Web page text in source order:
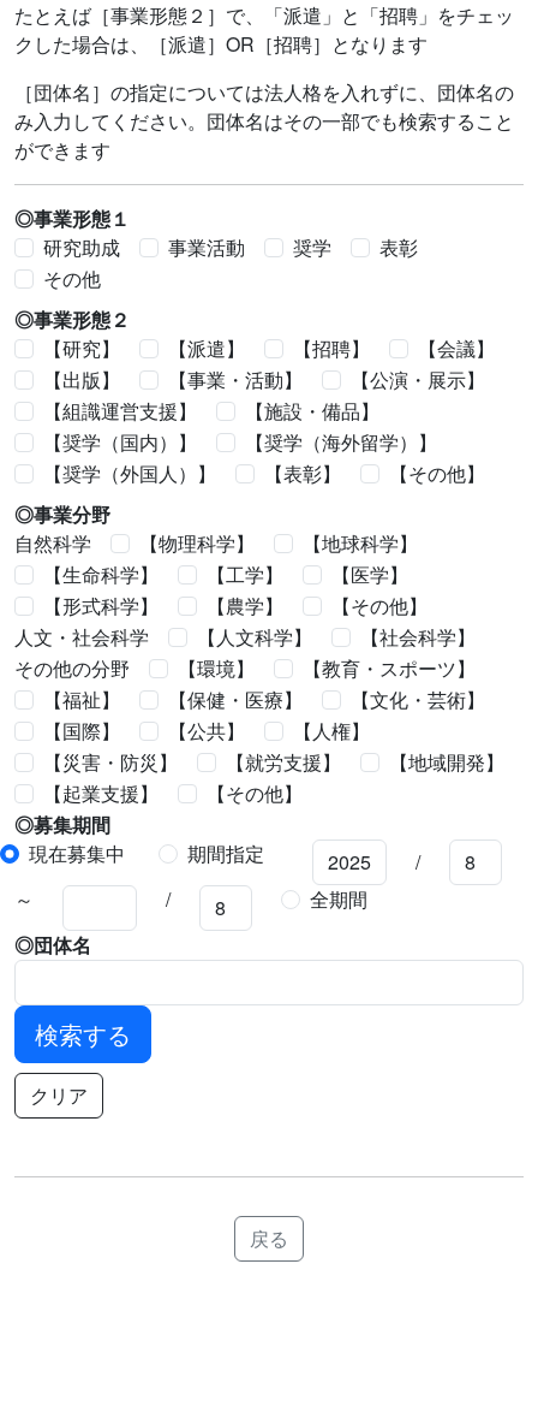
たとえば［事業形態２］で、「派遣」と「招聘」をチェッ
クした場合は、［派遣］OR［招聘］となります
［団体名］の指定については法人格を入れずに、団体名の
み入力してください。団体名はその一部でも検索すること
ができます
◎事業形態１
研究助成
事業活動 奨学
表彰
その他
◎事業形態２
【研究】
【派遣】 【招聘】
【会議】
【出版】
【事業・活動】
【公演・展示】
【組識運営支援】
【施設・備品】
【奨学（国内）】
【奨学（海外留学）】
【奨学（外国人）】
【表彰】
【その他】
◎事業分野
自然科学
【物理科学】
【地球科学】
【生命科学】
【工学】
【医学】
【形式科学】
【農学】
【その他】
人文・社会科学
【人文科学】
【社会科学】
その他の分野
【環境】
【教育・スポーツ】
【福祉】
【保健・医療】
【文化・芸術】
【国際】
【公共】
【人権】
【災害・防災】
【就労支援】
【地域開発】
【起業支援】
【その他】
◎募集期間
現在募集中
期間指定
/
～
/
全期間
◎団体名
検索する
クリア
戻る